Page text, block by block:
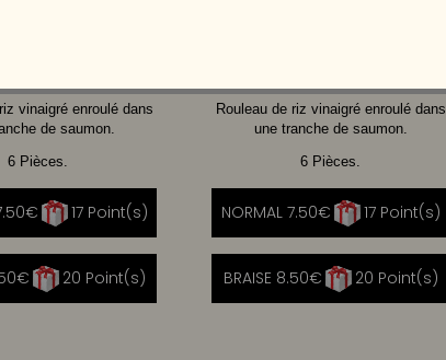
vinaigré enroulé dans
de saumon.
6 Pièces.
17 Point(s)
20 Point(s)
Rouleau de riz vinaigré enroulé dans
une tranche de saumon.
6 Pièces.
NORMAL 7.50€ 17 Point(s)
BRAISE 8.50€ 20 Point(s)